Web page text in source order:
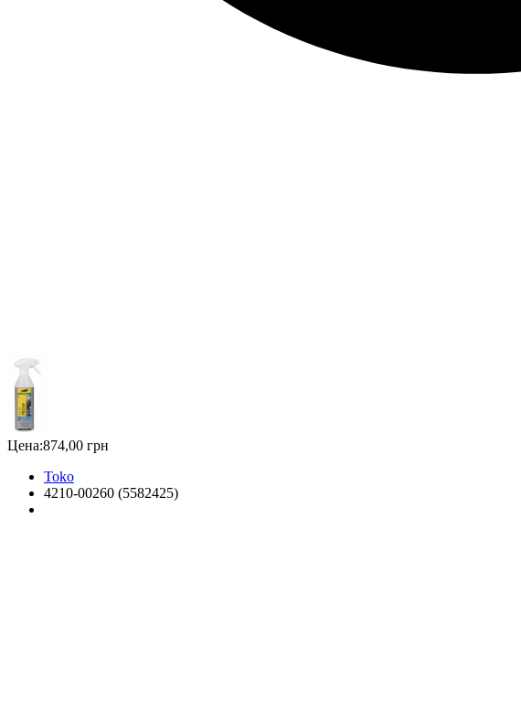
Цена:874,00 грн
Toko
4210-00260 (5582425)